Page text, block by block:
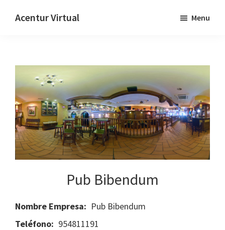
Acentur Virtual Menu
Pub Bibendum
Nombre Empresa: Pub Bibendum
Teléfono: 954811191